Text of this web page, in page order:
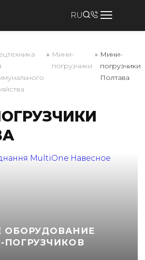
RU
27-05
15
» Мини-
погрузчики
» Мини-
погрузчики
Полтава
ОБОРУДОВАНИЕ